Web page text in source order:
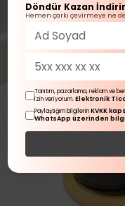
Döndür Kazan
Hemen çarkı çevirmeye ne
Tanıtım, pazarlama, reklam ve
izin veriyorum.Elektronik
Paylaştığım bilgilerinKVKK
WhatsApp üzerinden